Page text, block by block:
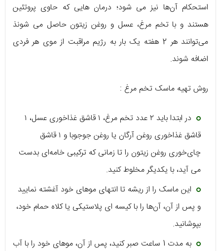
استحکام آن‌ها نیز می شود؛ درمان‌‌ هایی که حاوی پروتئین
هستند و با تخم مرغ، عسل و روغن زیتون حاصل می شونذ
می‌توانند هر 2 هفته یک بار به رژیم مراقبت از موی هر فردی
اضافه شوند.
روش تهیه ماسک تخم مرغ :
در ابتدا باید ۲ عدد تخم‌ مرغ، ۱ قاشق غذاخوری عسل، ۱
قاشق غذاخوری روغن آرگان یا روغن جوجوبا و ۱ قاشق
چای‌خوری روغن زیتون را تا زمانی که ترکیبی خامه‌ای بدست
می آید، با یکدیگر مخلوط کنید.
این ماسک را از ریشه تا انتهای موهای خود آغشته نمایید
و پس از آن، آن‌ها را با کیسه ای پلاستیکی یا کلاه حمام خود،
بپوشانید.
به مدت 1 ساعت صبر کنید، پس از آن، موهای خود را با آب